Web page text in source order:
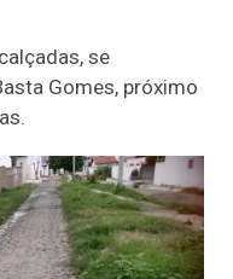
se
Gomes, próximo